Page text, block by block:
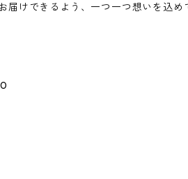
届けできるよう、一つ一つ想いを込め